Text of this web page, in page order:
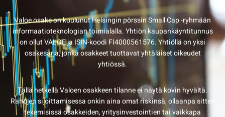
Valoe osake on kuulunut Helsingin pörssin Small Cap -ryhmään
informaatioteknologian toimialalla. Yhtiön kaupankäyntitunnus
on ollut VALOE ja ISIN-koodi FI4000561576. Yhtiöllä on yksi
osakesarja, jonka osakkeet tuottavat yhtäläiset oikeudet
yhtiössä.
Tällä hetkellä Valoen osakkeen tilanne ei näytä kovin hyvältä.
Rahojen sijoittamisessa onkin aina omat riskinsä, ollaanpa sitten
tekemisissä osakkeiden, yritysinvestointien tai vaikkapa